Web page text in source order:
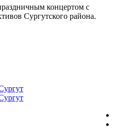
концертом с
Сургутского района.